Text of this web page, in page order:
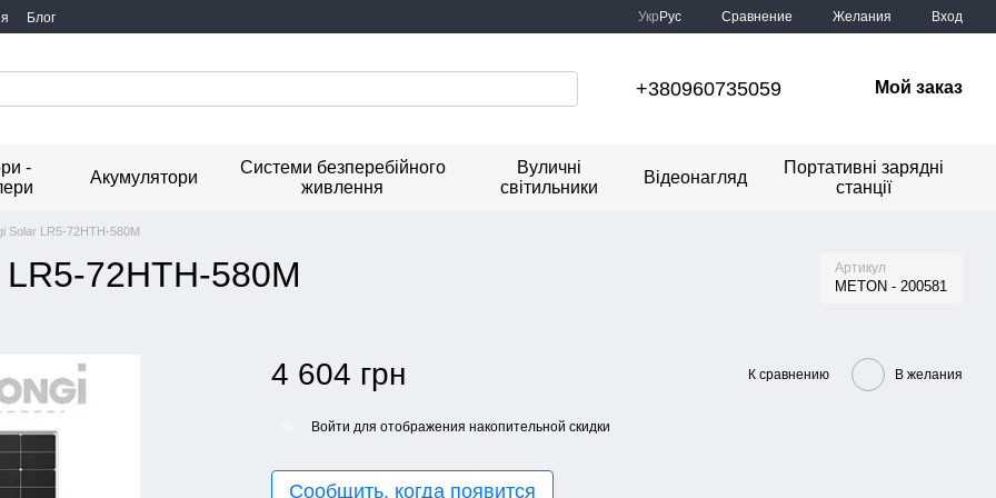
Блог Укр Рус Сравнение Желания Вход
+380960735059 Мой заказ
-
Акумулятори
Системи безперебійного
живлення
Вуличні
світильники
Відеонагляд
Портативні зарядні
станції
Solar LR5-72HTH-580M
72HTH-580M Артикул
METON - 200581
4 604 грн К сравнению В желания
Войти для отображения накопительной скидки
Сообщить, когда появится